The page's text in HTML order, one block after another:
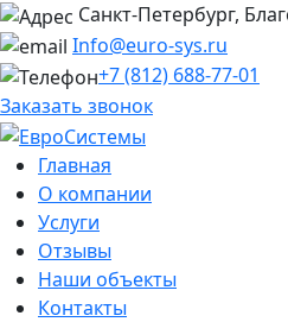
Санкт-Петербург,
Info@euro-sys.ru
+7 (812) 688-77-01
Заказать звонок
Главная
О компании
Услуги
Отзывы
Наши объекты
Контакты